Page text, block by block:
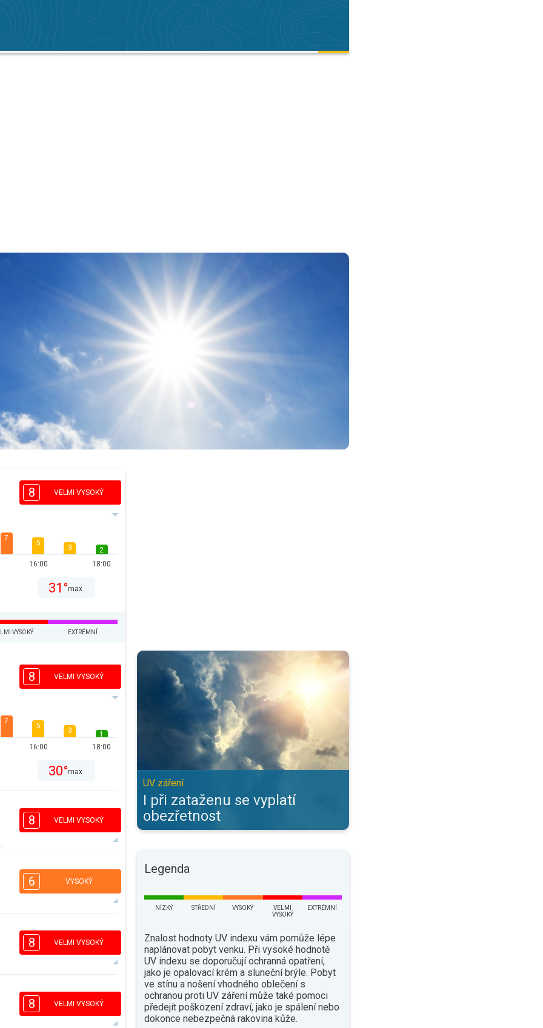
8 VELMI VYSOKÝ
7
5
16:00
3
2
18:00
31°max.
VYSOKÝ EXTRÉMNÍ
8 VELMI VYSOKÝ
7
5
16:00
3
1
18:00
30°max.
8 VELMI VYSOKÝ
5
16:00
30°max.
6 VYSOKÝ
3
16:00
2
18:00
28°
8 VELMI VYSOKÝ
5
16:00
2
8 VELMI VYSOKÝ
I při zataženu se vyplatí obezřetnost. UV záření. . .
UV záření
I při zataženu se vyplatí
obezřetnost
Legenda
NÍZKÝ STŘEDNÍ VYSOKÝ
VELMI
VYSOKÝ
EXTRÉMNÍ
Znalost hodnoty UV indexu vám pomůže lépe
naplánovat pobyt venku. Při vysoké hodnotě
UV indexu se doporučují ochranná opatření,
jako je opalovací krém a sluneční brýle. Pobyt
ve stínu a nošení vhodného oblečení s
ochranou proti UV záření může také pomoci
předejít poškození zdraví, jako je spálení nebo
dokonce nebezpečná rakovina kůže.